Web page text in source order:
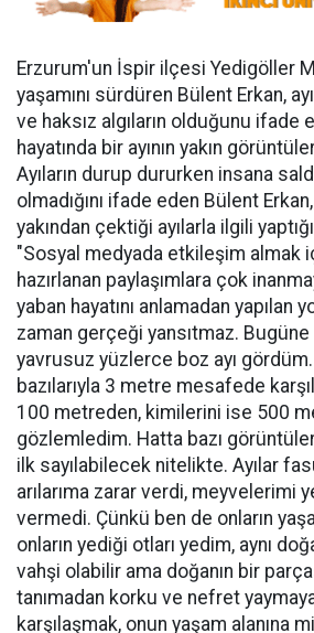
Erzurum'un İspir ilçesi Yedigöller
yaşamını sürdüren Bülent Erkan,
ve haksız algıların olduğunu ifade
hayatında bir ayının yakın
Ayıların durup dururken insana
olmadığını ifade eden Bülent
yakından çektiği ayılarla ilgili
"Sosyal medyada etkileşim almak
hazırlanan paylaşımlara çok
yaban hayatını anlamadan yapılan
zaman gerçeği yansıtmaz.
yavrusuz yüzlerce boz ayı gördüm.
bazılarıyla 3 metre mesafede
100 metreden, kimilerini ise 500
gözlemledim. Hatta bazı
ilk sayılabilecek nitelikte. Ayılar
arılarıma zarar verdi, meyvelerimi
vermedi. Çünkü ben de onların
onların yediği otları yedim, aynı
vahşi olabilir ama doğanın bir
tanımadan korku ve nefret
karşılaşmak, onun yaşam alanına